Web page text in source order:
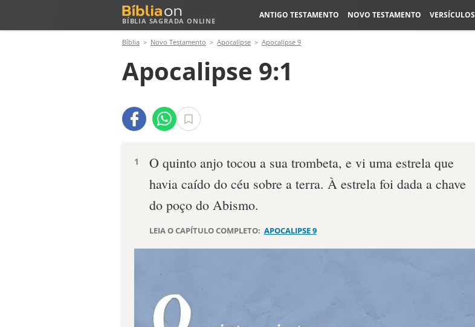
BÍBLIA SAGRADA ONLINE
ANTIGO TESTAMENTO NOVO TESTAMENTO VERSÍCULOS
Bíblia Novo Testamento Apocalipse Apocalipse 9
Apocalipse 9:1
1
O quinto anjo tocou a sua trombeta, e vi uma estrela que
havia caído do céu sobre a terra. À estrela foi dada a chave
do poço do Abismo.
LEIA O CAPÍTULO COMPLETO: APOCALIPSE 9